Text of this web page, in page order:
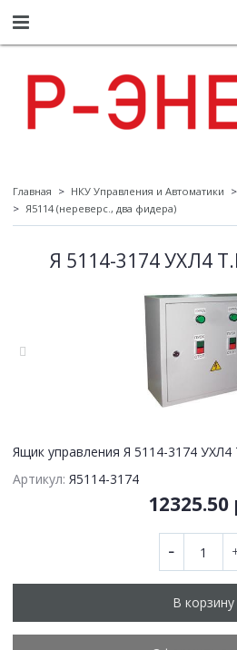
Главная НКУ Управления и Автоматики
Я5114 (нереверс., два фидера)
Я 5114-3174 УХЛ4
Ящик управления Я 5114-3174 УХЛ4
Артикул: Я5114-3174
12325.50
В корзину